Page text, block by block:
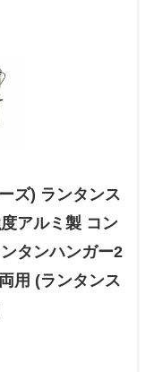
ズ) ランタンス
アルミ製 コン
タンハンガー2
用 (ランタンス